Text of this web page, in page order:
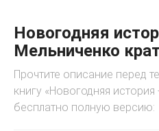
Новогодняя
Мельниченко
Прочтите описание перед
книгу «Новогодняя
бесплатно полную версию: